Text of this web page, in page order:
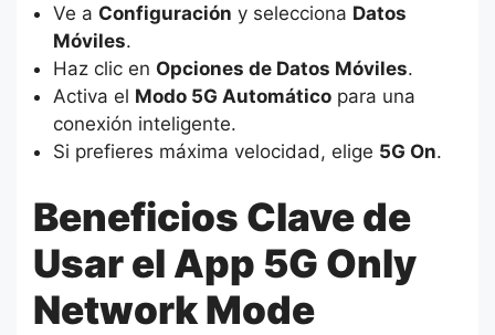
Ve a Configuración y selecciona Datos
Móviles.
Haz clic en Opciones de Datos Móviles.
Activa el Modo 5G Automáticopara una
conexión inteligente.
Si prefieres máxima velocidad, elige 5G On.
Beneficios Clave de
Usar el App 5G Only
Network Mode